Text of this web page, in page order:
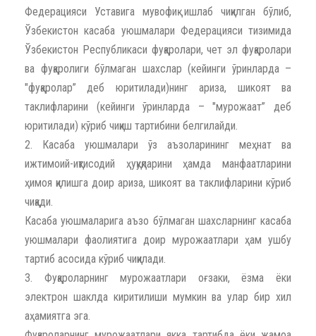
Федерацияси Уставига мувофиқ ишлаб чиқилган бўлиб,
Ўзбекистон касаба уюшмалари Федерацияси тизимида
Ўзбекистон Республикаси фуқаролари, чет эл фуқаролари
ва фуқаролиги бўлмаган шахслар (кейинги ўринларда –
"фуқаролар” деб юритилади)нинг ариза, шикоят ва
таклифларини (кейинги ўринларда – "мурожаат” деб
юритилади) кўриб чиқиш тартибини белгилайди.
2. Касаба уюшмалари ўз аъзоларининг меҳнат ва
ижтимоий-иқтисодий ҳуқуқларини ҳамда манфаатларини
ҳимоя қилишга доир ариза, шикоят ва таклифларини кўриб
чиқади.
Касаба уюшмаларига аъзо бўлмаган шахсларнинг касаба
уюшмалари фаолиятига доир мурожаатлари ҳам ушбу
тартиб асосида кўриб чиқилади.
3. Фуқароларнинг мурожаатлари оғзаки, ёзма ёки
электрон шаклда киритилиши мумкин ва улар бир хил
аҳамиятга эга.